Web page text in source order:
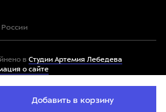
в Студии Артемия Лебедева
о сайте
2026 © Спорт-Марафон
Продолжив работу с
условиями использования
Принять
Добавить в корзину